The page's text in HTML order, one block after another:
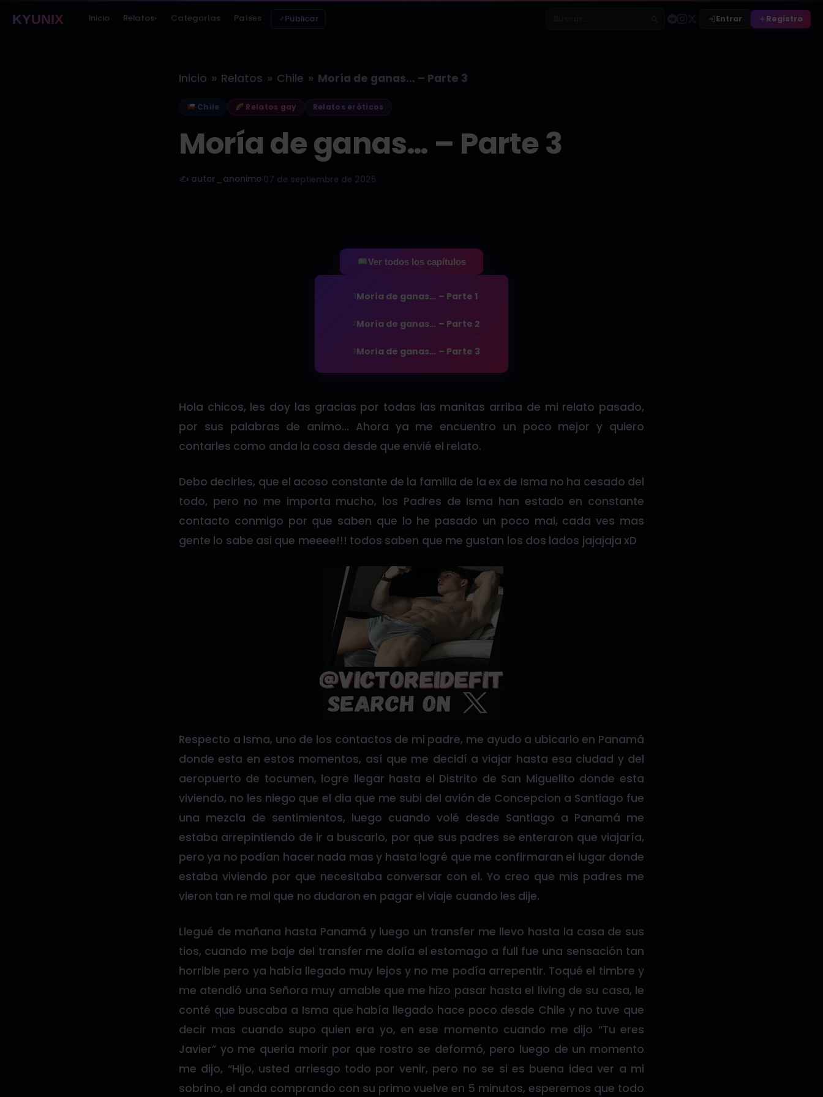
KYUNIX Inicio Relatos▾ Categorías Países Publicar Entrar Registro
Inicio » Relatos » Chile » Moría de ganas… – Parte 3
Chile Relatos gay Relatos eróticos
Moría de ganas… – Parte 3
✍️ autor_anonimo 07 de septiembre de 2025
Ver todos los capítulos
Moría de ganas… – Parte 1
Moría de ganas… – Parte 2
Moría de ganas… – Parte 3
Hola chicos, les doy las gracias por todas las manitas arriba de mi relato pasado,
por sus palabras de animo… Ahora ya me encuentro un poco mejor y quiero
contarles como anda la cosa desde que envié el relato.
Debo decirles, que el acoso constante de la familia de la ex de Isma no ha cesado del
todo, pero no me importa mucho, los Padres de Isma han estado en constante
contacto conmigo por que saben que lo he pasado un poco mal, cada ves mas
gente lo sabe asi que meeee!!! todos saben que me gustan los dos lados jajajaja xD
Respecto a Isma, uno de los contactos de mi padre, me ayudo a ubicarlo en Panamá
donde esta en estos momentos, así que me decidí a viajar hasta esa ciudad y del
aeropuerto de tocumen, logre llegar hasta el Distrito de San Miguelito donde esta
viviendo, no les niego que el dia que me subi del avión de Concepcion a Santiago fue
una mezcla de sentimientos, luego cuando volé desde Santiago a Panamá me
estaba arrepintiendo de ir a buscarlo, por que sus padres se enteraron que viajaría,
pero ya no podían hacer nada mas y hasta logré que me confirmaran el lugar donde
estaba viviendo por que necesitaba conversar con el. Yo creo que mis padres me
vieron tan re mal que no dudaron en pagar el viaje cuando les dije.
Llegué de mañana hasta Panamá y luego un transfer me llevo hasta la casa de sus
tios, cuando me baje del transfer me dolía el estomago a full fue una sensación tan
horrible pero ya había llegado muy lejos y no me podía arrepentir. Toqué el timbre y
me atendió una Señora muy amable que me hizo pasar hasta el living de su casa, le
conté que buscaba a Isma que había llegado hace poco desde Chile y no tuve que
decir mas cuando supo quien era yo, en ese momento cuando me dijo “Tu eres
Javier” yo me queria morir por que rostro se deformó, pero luego de un momento
me dijo, “Hijo, usted arriesgo todo por venir, pero no se si es buena idea ver a mi
sobrino, el anda comprando con su primo vuelve en 5 minutos, esperemos que todo